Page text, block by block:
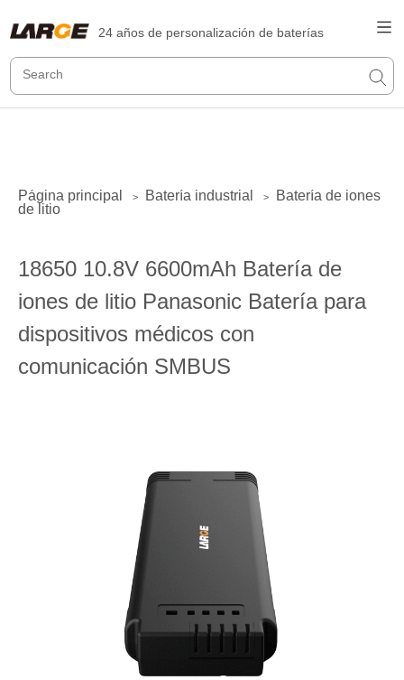
24 años de personalización de baterías
Página principal > Batería industrial >
Batería de iones
de litio
18650 10.8V 6600mAh Batería de
iones de litio Panasonic Batería para
dispositivos médicos con
comunicación SMBUS